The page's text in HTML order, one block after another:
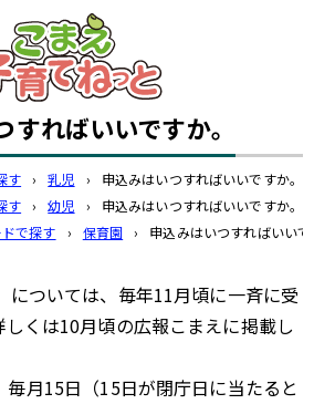
このページの本文へ
すればいいですか。
す › 乳児 ›
申込みはいつすればいいですか。
す › 幼児 ›
申込みはいつすればいいですか。
で探す › 保育園 › 申込みはいつすればいい
については、毎年11月頃に一斉に受
くは10月頃の広報こまえに掲載し
月15日（15日が閉庁日に当たると